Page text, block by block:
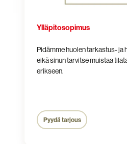
Ylläpitosopimus
Pidämme huolen tarkastus- ja
eikä sinun tarvitse muistaa
erikseen.
Pyydä tarjous